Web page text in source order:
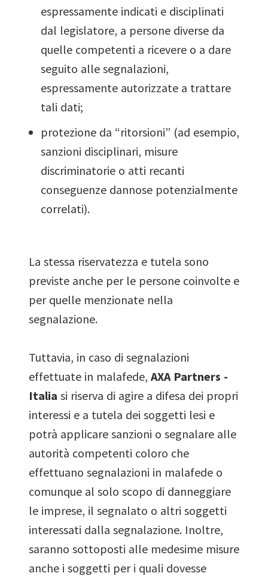
espressamente indicati e disciplinati
dal legislatore, a persone diverse da
quelle competenti a ricevere o a dare
seguito alle segnalazioni,
espressamente autorizzate a trattare
tali dati;
protezione da “ritorsioni” (ad esempio,
sanzioni disciplinari, misure
discriminatorie o atti recanti
conseguenze dannose potenzialmente
correlati).
La stessa riservatezza e tutela sono
previste anche per le persone coinvolte e
per quelle menzionate nella
segnalazione.
Tuttavia, in caso di segnalazioni
effettuate in malafede, AXA Partners -
Italia si riserva di agire a difesa dei propri
interessi e a tutela dei soggetti lesi e
potrà applicare sanzioni o segnalare alle
autorità competenti coloro che
effettuano segnalazioni in malafede o
comunque al solo scopo di danneggiare
le imprese, il segnalato o altri soggetti
interessati dalla segnalazione. Inoltre,
saranno sottoposti alle medesime misure
anche i soggetti per i quali dovesse